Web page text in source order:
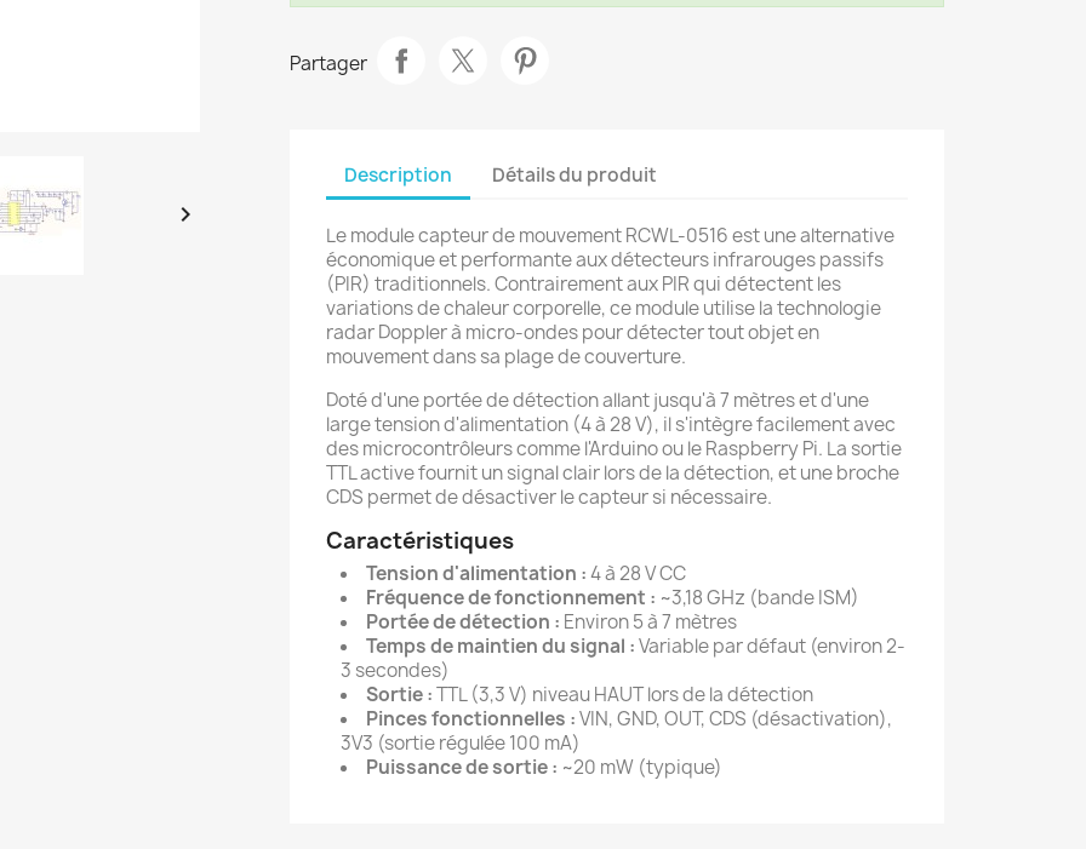

Partager
Description Détails du produit
Le module capteur de mouvement RCWL-0516 est une alternative
économique et performante aux détecteurs infrarouges passifs
(PIR) traditionnels. Contrairement aux PIR qui détectent les
variations de chaleur corporelle, ce module utilise la technologie
radar Doppler à micro-ondes pour détecter tout objet en
mouvement dans sa plage de couverture.
Doté d'une portée de détection allant jusqu'à 7 mètres et d'une
large tension d'alimentation (4 à 28 V), il s'intègre facilement avec
des microcontrôleurs comme l'Arduino ou le Raspberry Pi. La sortie
TTL active fournit un signal clair lors de la détection, et une broche
CDS permet de désactiver le capteur si nécessaire.
Caractéristiques
Tension d'alimentation :4 à 28 V CC
Fréquence de fonctionnement : ~3,18 GHz (bande ISM)
Portée de détection : Environ 5 à 7 mètres
Temps de maintien du signal :Variable par défaut (environ 2-
3 secondes)
Sortie :TTL (3,3 V) niveau HAUT lors de la détection
Pinces fonctionnelles :VIN, GND, OUT, CDS (désactivation),
3V3 (sortie régulée 100 mA)
Puissance de sortie : ~20 mW (typique)